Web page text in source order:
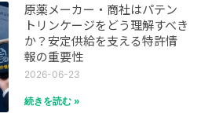
原薬メーカー・商社はパテン
トリンケージをどう理解すべき
か？安定供給を支える特許情
報の重要性
2026-06-23
続きを読む »